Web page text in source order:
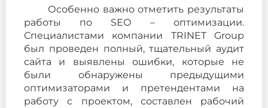
Особенно важно отметить результаты
работы по SЕО – оптимизации.
Специалистами компании TRINET Group
был проведен полный, тщательный аудит
сайта и выявлены ошибки, которые не
были обнаружены предыдущими
оптимизаторами и претендентами на
работу с проектом, составлен рабочий